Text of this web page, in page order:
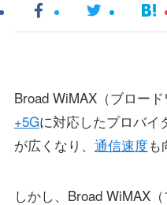
Broad WiMAX（ブロード
+5Gに対応したプロバイ
が広くなり、 通信速度も
しかし、Broad WiMAX